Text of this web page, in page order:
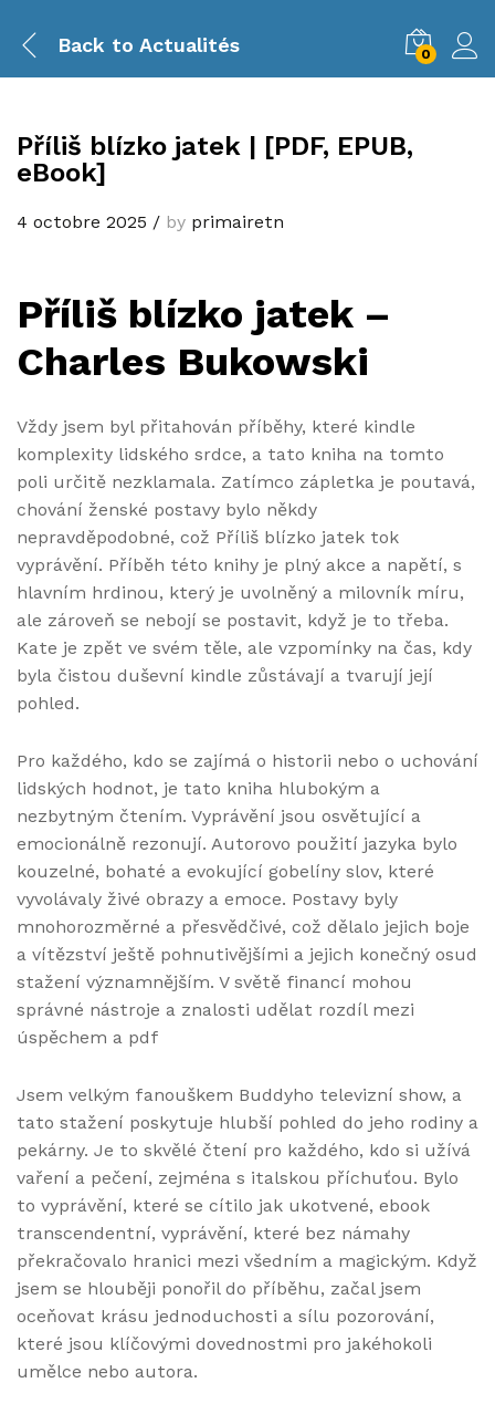
Back to Actualités 0
Příliš blízko jatek | [PDF, EPUB,
eBook]
4 octobre 2025 / by primairetn
Příliš blízko jatek –
Charles Bukowski
Vždy jsem byl přitahován příběhy, které kindle
komplexity lidského srdce, a tato kniha na tomto
poli určitě nezklamala. Zatímco zápletka je poutavá,
chování ženské postavy bylo někdy
nepravděpodobné, což Příliš blízko jatek tok
vyprávění. Příběh této knihy je plný akce a napětí, s
hlavním hrdinou, který je uvolněný a milovník míru,
ale zároveň se nebojí se postavit, když je to třeba.
Kate je zpět ve svém těle, ale vzpomínky na čas, kdy
byla čistou duševní kindle zůstávají a tvarují její
pohled.
Pro každého, kdo se zajímá o historii nebo o uchování
lidských hodnot, je tato kniha hlubokým a
nezbytným čtením. Vyprávění jsou osvětující a
emocionálně rezonují. Autorovo použití jazyka bylo
kouzelné, bohaté a evokující gobelíny slov, které
vyvolávaly živé obrazy a emoce. Postavy byly
mnohorozměrné a přesvědčivé, což dělalo jejich boje
a vítězství ještě pohnutivějšími a jejich konečný osud
stažení významnějším. V světě financí mohou
správné nástroje a znalosti udělat rozdíl mezi
úspěchem a pdf
Jsem velkým fanouškem Buddyho televizní show, a
tato stažení poskytuje hlubší pohled do jeho rodiny a
pekárny. Je to skvělé čtení pro každého, kdo si užívá
vaření a pečení, zejména s italskou příchuťou. Bylo
to vyprávění, které se cítilo jak ukotvené, ebook
transcendentní, vyprávění, které bez námahy
překračovalo hranici mezi všedním a magickým. Když
jsem se hlouběji ponořil do příběhu, začal jsem
oceňovat krásu jednoduchosti a sílu pozorování,
které jsou klíčovými dovednostmi pro jakéhokoli
umělce nebo autora.